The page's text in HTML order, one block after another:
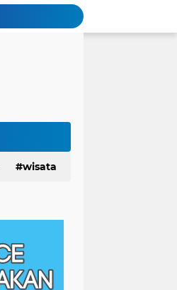
wisata